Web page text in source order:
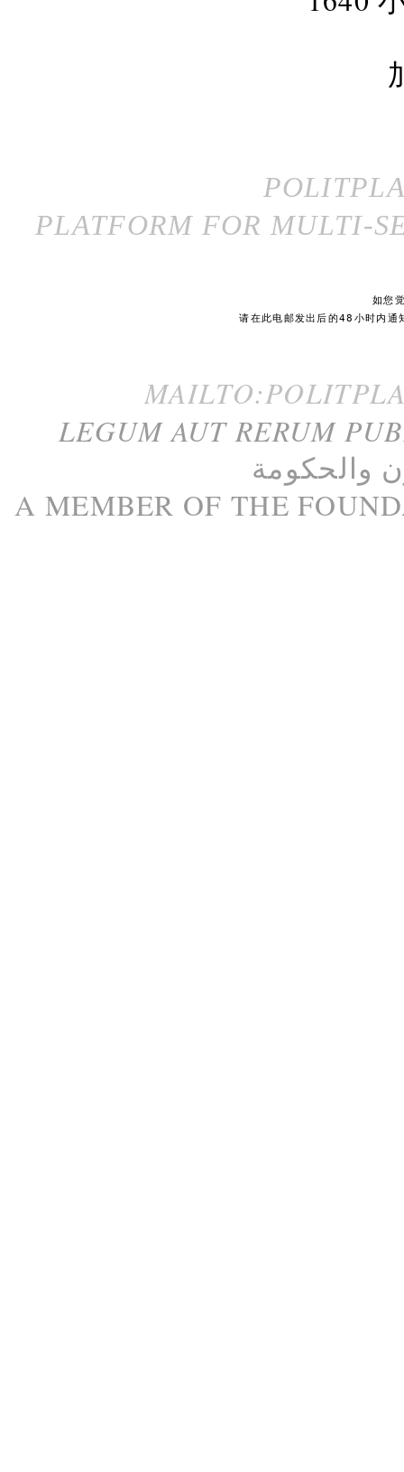
PLATFORM FOR MULTI-
如您
请在此电邮发出后的48小时内通
LEGUM AUT RERUM
والحكومة
A MEMBER OF THE